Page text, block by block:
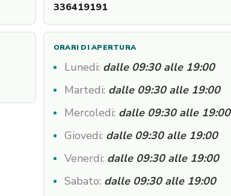
336419191
ORARI DI APERTURA
Lunedi: dalle 09:30 alle 19:00
Martedi: dalle 09:30 alle 19:00
Mercoledi: dalle 09:30 alle 19:00
Giovedi: dalle 09:30 alle 19:00
Venerdi: dalle 09:30 alle 19:00
Sabato: dalle 09:30 alle 19:00